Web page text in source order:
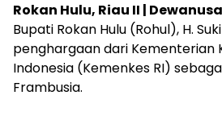
Rokan Hulu, Riau II |
Bupati Rokan Hulu (Rohul), H.
penghargaan dari Kementerian
Indonesia (Kemenkes RI)
Frambusia.